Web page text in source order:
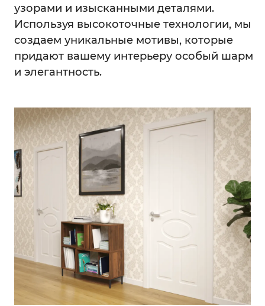
узорами и изысканными деталями.
Используя высокоточные технологии, мы
создаем уникальные мотивы, которые
придают вашему интерьеру особый шарм
и элегантность.